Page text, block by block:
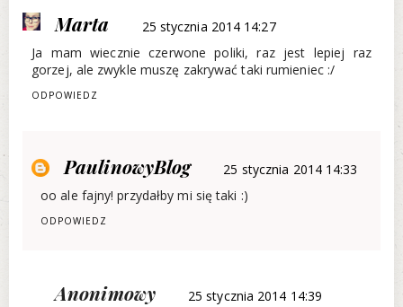
Marta
25 stycznia 2014 14:27
Ja mam wiecznie czerwone poliki, raz jest lepiej raz
gorzej, ale zwykle muszę zakrywać taki rumieniec :/
ODPOWIEDZ
PaulinowyBlog
25 stycznia 2014 14:33
oo ale fajny! przydałby mi się taki :)
ODPOWIEDZ
Anonimowy 25 stycznia 2014 14:39